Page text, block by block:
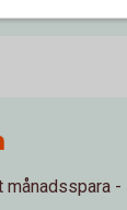
månadsspara -